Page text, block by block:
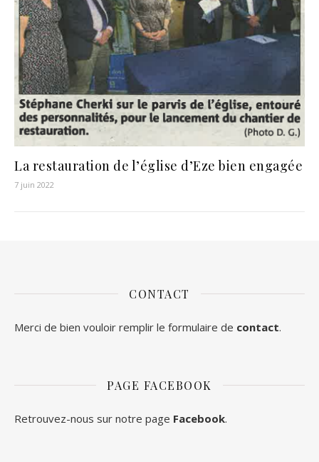
La restauration de l’église d’Eze bien engagée
7 juin 2022
CONTACT
Merci de bien vouloir remplir le formulaire de contact.
PAGE FACEBOOK
Retrouvez-nous sur notre page Facebook.